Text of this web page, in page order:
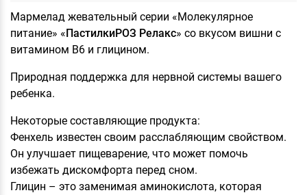
Мармелад жевательный серии «Молекулярное
питание» «ПастилкиРОЗ Релакс» со вкусом вишни с
витамином B6 и глицином.
Природная поддержка для нервной системы вашего
ребенка.
Некоторые составляющие продукта:
Фенхель известен своим расслабляющим свойством.
Он улучшает пищеварение, что может помочь
избежать дискомфорта перед сном.
Глицин – это заменимая аминокислота, которая